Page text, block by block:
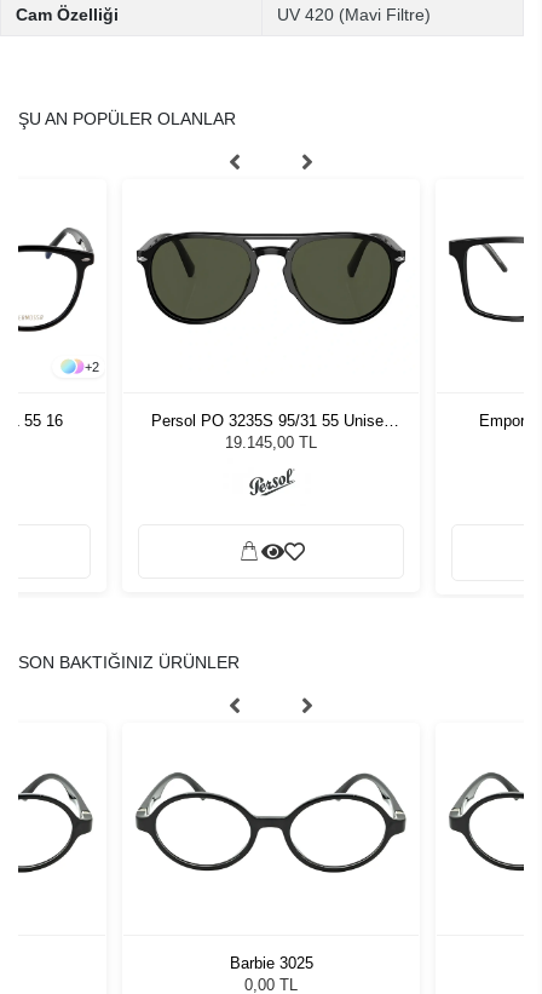
Cam Özelliği UV 420 (Mavi Filtre)
ŞU AN POPÜLER OLANLAR
+2
55 16
Persol PO 3235S 95/31 55 Unisex
Güneş Gözlüğü
19.145,00 TL
Emporio
SON BAKTIĞINIZ ÜRÜNLER
Barbie 3025
0,00 TL